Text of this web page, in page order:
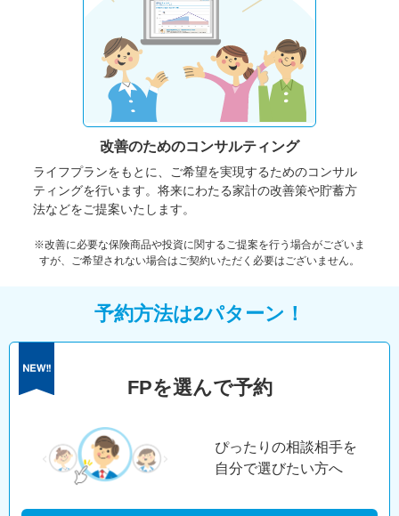
改善のためのコンサルティング
ライフプランをもとに、ご希望を実現するためのコンサル
ティングを行います。将来にわたる家計の改善策や貯蓄方
法などをご提案いたします。
※改善に必要な保険商品や投資に関するご提案を行う場合がございま
すが、ご希望されない場合はご契約いただく必要はございません。
予約方法は2パターン！
FPを選んで予約
ぴったりの相談相手を
自分で選びたい方へ